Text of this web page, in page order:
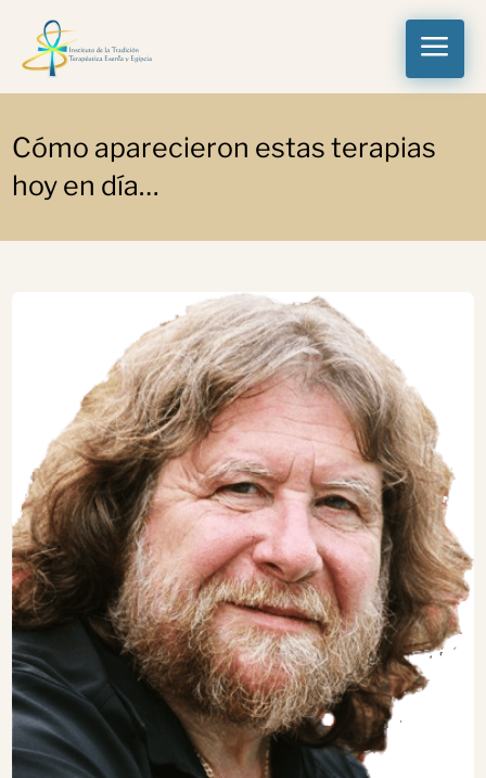
a
Cómo aparecieron estas terapias
hoy en día…